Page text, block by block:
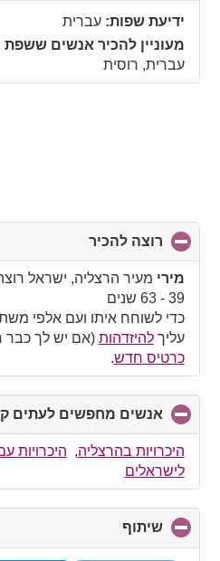
ידיעת שפות: עברית
מעוניין להכיר אנשים
עברית, רוסית
רוצה להכיר
to
collapse
מירי מעיר הרצליה, ישראל
39 - 63 שנים
כדי לשוחח איתו ועם אלפי
עליךלהיזדהות (אם יש לך כבר
כרטיס חדש.
אנשים מחפשים לעתים
היכרויות בהרצליה, היכרויות
לישראלים
שיתוף
to